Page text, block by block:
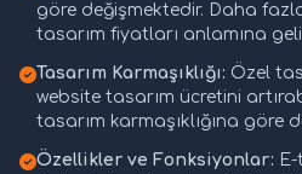
göre değişmektedir. Daha
tasarım fiyatları anlamına
Tasarım Karmaşıklığı: Özel
website tasarım ücretini
tasarım karmaşıklığına göre
Özellikler ve Fonksiyonlar: